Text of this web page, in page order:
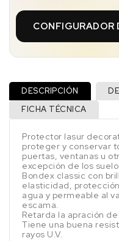
CONFIGURADOR
DESCRIPCIÓN
FICHA TÉCNICA
Protector lasur
proteger y conservar
puertas, ventanas u
excepción de los
Bondex classic con
elasticidad,
agua y permeable al
escama.
Retarda la apración
Tiene una buena
rayos U.V.